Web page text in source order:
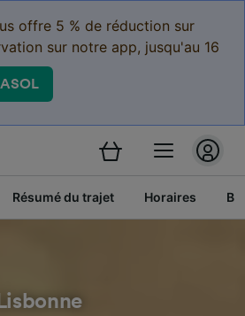
offre 5 % de réduction sur
sur notre app, jusqu'au 16
Résumé du trajet Horaires